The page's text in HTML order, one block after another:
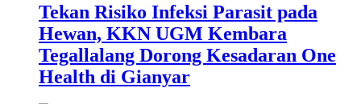
Tekan Risiko Infeksi Parasit pada
Hewan, KKN UGM Kembara
Tegallalang Dorong Kesadaran One
Health di Gianyar